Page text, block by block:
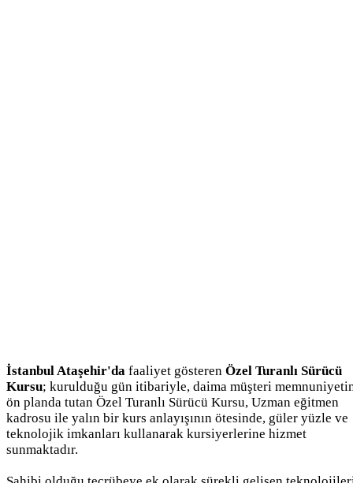
İstanbul Ataşehir'da faaliyet gösteren Özel Turanlı Sürücü
Kursu; kurulduğu gün itibariyle, daima müşteri
ön planda tutan Özel Turanlı Sürücü Kursu, Uzman eğitmen
kadrosu ile yalın bir kurs anlayışının ötesinde, güler yüzle ve
teknolojik imkanları kullanarak kursiyerlerine hizmet
sunmaktadır.